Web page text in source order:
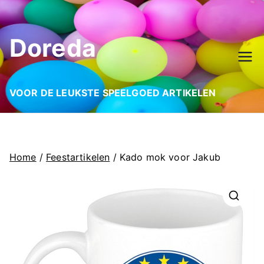
Ga
naar
de
inhoud
Doreda
VOOR DE LEUKSTE SPEELGOED ARTIKELEN
Home / Feestartikelen / Kado mok voor Jakub